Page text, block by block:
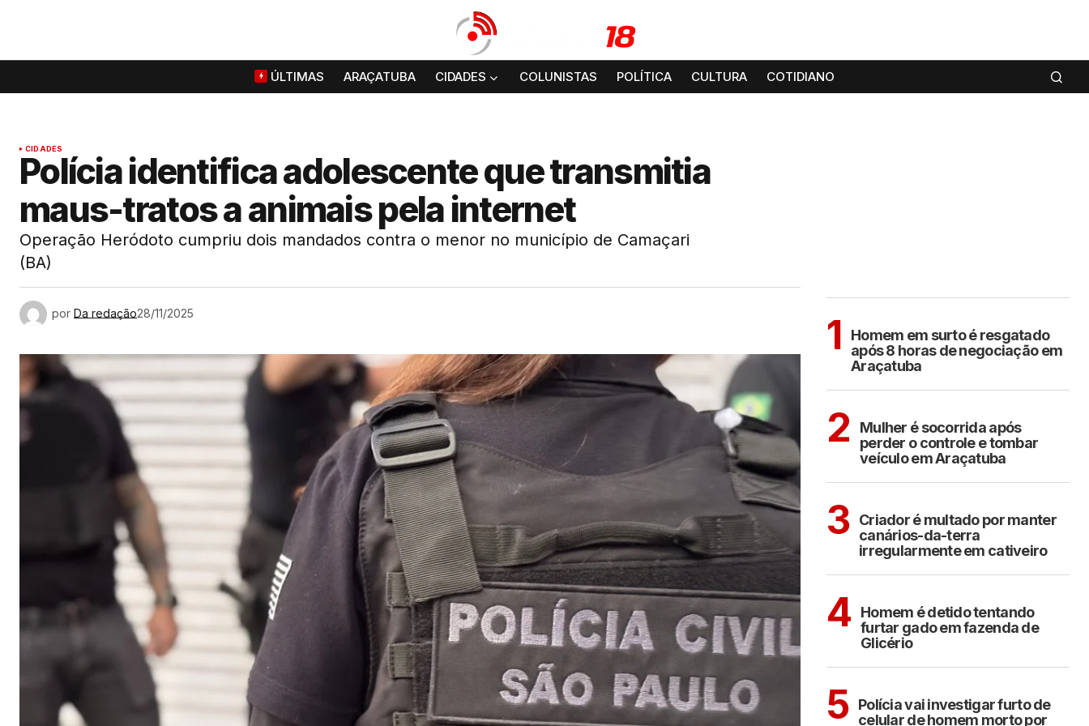
ÚLTIMAS ARAÇATUBA CIDADES COLUNISTAS POLÍTICA CULTURA COTIDIANO
CIDADES
Polícia identifica adolescente que transmitia
maus-tratos a animais pela internet
Operação Heródoto cumpriu dois mandados contra o menor no município de Camaçari
(BA)
por Da redação28/11/2025 1
Homem em surto é resgatado
após 8 horas de negociação em
Araçatuba
2
Mulher é socorrida após
perder o controle e tombar
veículo em Araçatuba
3 Criador é multado por manter
canários-da-terra
irregularmente em cativeiro
4
Homem é detido tentando
furtar gado em fazenda de
Glicério
5 Polícia vai investigar furto de
celular de homem morto por